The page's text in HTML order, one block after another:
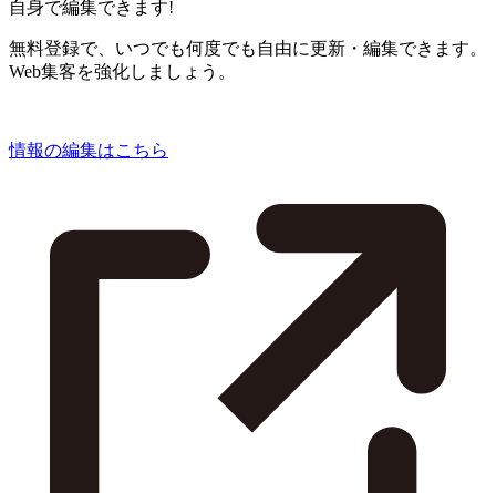
自身で編集できます!
無料登録で、いつでも何度でも自由に更新・編集できます。
Web集客を強化しましょう。
情報の編集はこちら